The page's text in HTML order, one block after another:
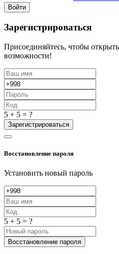
Войти
Зарегистрироваться
Присоединяйтесь, чтобы
возможности!
5 + 5 = ?
Зарегистрироваться
Восстановление пароля
Установить новый пароль
5 + 5 = ?
Восстановление пароля